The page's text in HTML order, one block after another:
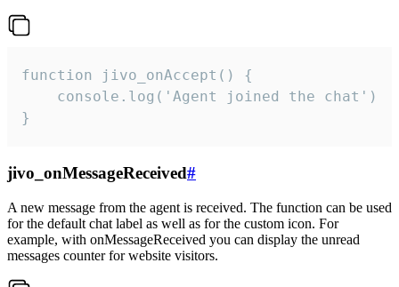
function jivo_onAccept() {
}
jivo_onMessageReceived#
A new message from the agent is received. The function can be used
for the default chat label as well as for the custom icon. For
example, with onMessageReceived you can display the unread
messages counter for website visitors.